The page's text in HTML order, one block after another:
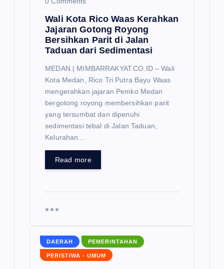
Wali Kota Rico Waas Kerahkan
Jajaran Gotong Royong
Bersihkan Parit di Jalan
Taduan dari Sedimentasi
MEDAN | MIMBARRAKYAT.CO.ID – Wali
Kota Medan, Rico Tri Putra Bayu Waas
mengerahkan jajaran Pemko Medan
bergotong royong membersihkan parit
yang tersumbat dan dipenuhi
sedimentasi tebal di Jalan Taduan,
Kelurahan…
Read more
DAERAH PEMERINTAHAN
PERISTIWA - UMUM